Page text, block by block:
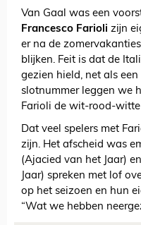
Van Gaal was een
Francesco Farioli zijn
er na de
blijken. Feit is dat de
gezien hield, net als
slotnummer leggen we
Farioli de wit-rood-
Dat veel spelers met
zijn. Het afscheid was
(Ajacied van het Jaar) en
Jaar) spreken met lof
op het seizoen en hun
“Wat we hebben